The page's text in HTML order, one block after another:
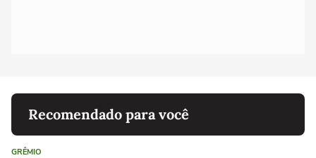
Recomendado para você
GRÊMIO